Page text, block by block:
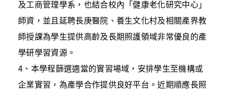
及工商管理學系，也結合校內「健康老化研究中心」
師資，並且延聘長庚醫院、養生文化村及相關產界教
師授課為學生提供高齡及長期照護領域非常優良的產
學研學習資源。
4、本學程篩選適當的實習場域，安排學生至機構或
企業實習，為產學合作提供良好平台。近期順應長照